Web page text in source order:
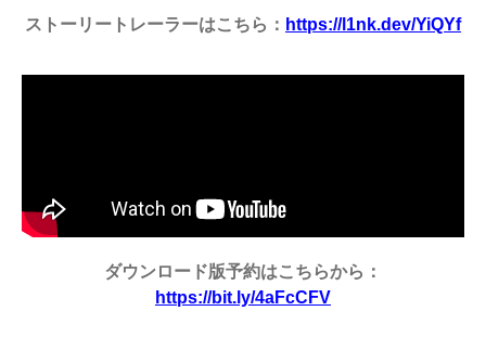
ストーリートレーラーはこちら： https://l1nk.dev/YiQYf
ダウンロード版予約はこちらから：
https://bit.ly/4aFcCFV